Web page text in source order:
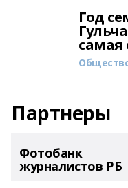
Год
самая
Партнеры
Фотобанк
журналистов РБ